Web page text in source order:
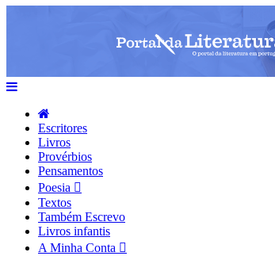
Escritores
Livros
Provérbios
Pensamentos
Poesia
Textos
Também Escrevo
Livros infantis
A Minha Conta